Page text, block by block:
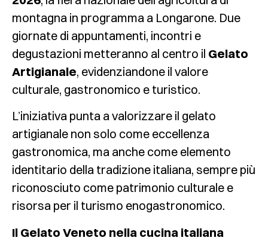
montagna in programma a Longarone. Due
giornate di appuntamenti, incontri e
degustazioni metteranno al centro il Gelato
Artigianale, evidenziandone il valore
culturale, gastronomico e turistico.
L’iniziativa punta a valorizzare il gelato
artigianale non solo come eccellenza
gastronomica, ma anche come elemento
identitario della tradizione italiana, sempre più
riconosciuto come patrimonio culturale e
risorsa per il turismo enogastronomico.
Il Gelato Veneto nella cucina italiana